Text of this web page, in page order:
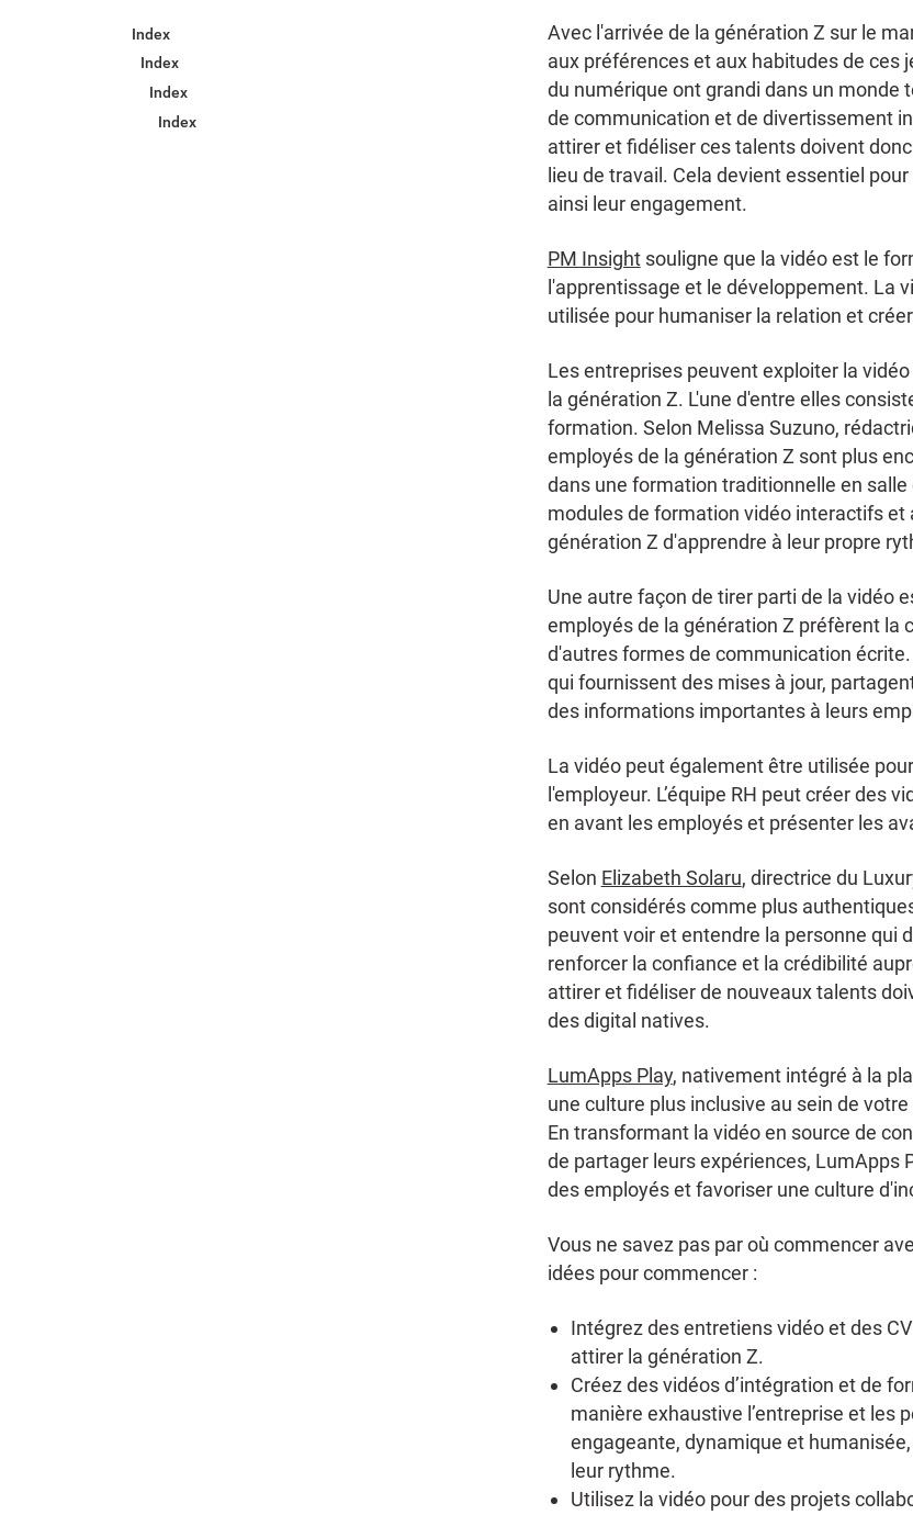
Index
Index
Index
Index
Avec l'arrivée de la génération Z sur le
aux préférences et aux habitudes de ces
du numérique ont grandi dans un monde
de communication et de divertissement
attirer et fidéliser ces talents doivent
lieu de travail. Cela devient essentiel
ainsi leur engagement.
PM Insightsouligne que la vidéo est le
l'apprentissage et le développement. La
utilisée pour humaniser la relation et
Les entreprises peuvent exploiter la
la génération Z. L'une d'entre elles
formation. Selon Melissa Suzuno,
employés de la génération Z sont plus
dans une formation traditionnelle en
modules de formation vidéo interactifs
génération Z d'apprendre à leur propre
Une autre façon de tirer parti de la vidéo
employés de la génération Z préfèrent la
d'autres formes de communication
qui fournissent des mises à jour,
des informations importantes à leurs
La vidéo peut également être utilisée
l'employeur. L’équipe RH peut créer des
en avant les employés et présenter les
Selon Elizabeth Solaru, directrice du
sont considérés comme plus
peuvent voir et entendre la personne qui
renforcer la confiance et la crédibilité
attirer et fidéliser de nouveaux talents
des digital natives.
LumApps Play, nativement intégré à la
une culture plus inclusive au sein de
En transformant la vidéo en source de
de partager leurs expériences,
des employés et favoriser une culture
Vous ne savez pas par où commencer
idées pour commencer :
Intégrez des entretiens vidéo et des
attirer la génération Z.
Créez des vidéos d’intégration et de
manière exhaustive l’entreprise et les
engageante, dynamique et
leur rythme.
Utilisez la vidéo pour des projets